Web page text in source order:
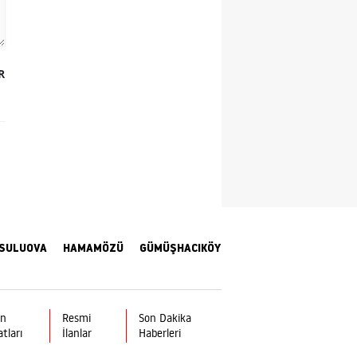
Bartın
Ardahan
HAMAMÖZÜ GÜMÜŞHACIKÖY
Resmi
İlanlar
Son Dakika
Haberleri